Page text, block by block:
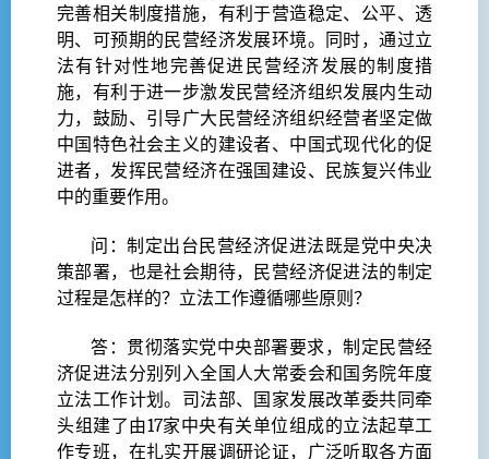
完善相关制度措施，有利于营造稳定、公平、透
明、可预期的民营经济发展环境。同时，通过立
法有针对性地完善促进民营经济发展的制度措
施，有利于进一步激发民营经济组织发展内生动
力，鼓励、引导广大民营经济组织经营者坚定做
中国特色社会主义的建设者、中国式现代化的促
进者，发挥民营经济在强国建设、民族复兴伟业
中的重要作用。
问：制定出台民营经济促进法既是党中央决
策部署，也是社会期待，民营经济促进法的制定
过程是怎样的？立法工作遵循哪些原则？
答：贯彻落实党中央部署要求，制定民营经
济促进法分别列入全国人大常委会和国务院年度
立法工作计划。司法部、国家发展改革委共同牵
头组建了由17家中央有关单位组成的立法起草工
作专班，在扎实开展调研论证，广泛听取各方面